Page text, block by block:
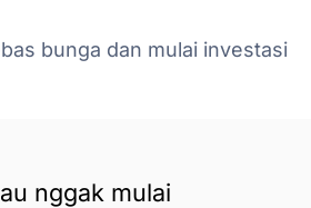
bunga dan mulai investasi
nggak mulai